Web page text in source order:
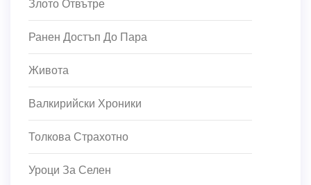
Злото Отвътре
Ранен Достъп До Пара
Живота
Валкирийски Хроники
Толкова Страхотно
Уроци За Селен